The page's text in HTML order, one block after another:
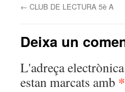
← CLUB DE LECTURA 5è A
Deixa un
L'adreça
estan marcats amb *